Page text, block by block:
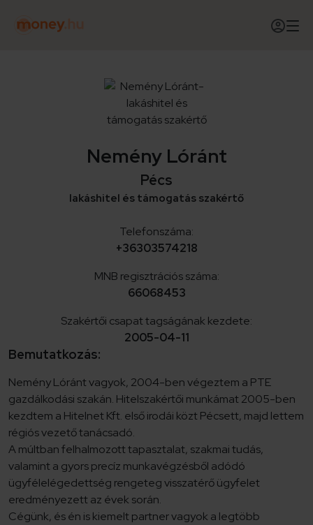
Nemény Lóránt
Pécs
lakáshitel és támogatás szakértő
Telefonszáma:
+36303574218
MNB regisztrációs száma:
66068453
Szakértői csapat tagságának kezdete:
2005-04-11
Bemutatkozás:
Nemény Lóránt vagyok, 2004-ben végeztem a PTE
gazdálkodási szakán. Hitelszakértői munkámat 2005-ben
kezdtem a Hitelnet Kft. első irodái közt Pécsett, majd lettem
régiós vezető tanácsadó.
A múltban felhalmozott tapasztalat, szakmai tudás,
valamint a gyors precíz munkavégzésből adódó
ügyfélelégedettség rengeteg visszatérő ügyfelet
eredményezett az évek során.
Cégünk, és én is kiemelt partner vagyok a legtöbb